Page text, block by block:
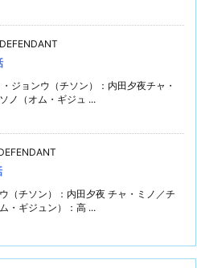
DEFENDANT
ジョンウ（チソン）：内田夕夜チャ・
ノ（オム・ギジュ ...
（チソン）：内田夕夜 チャ・ミノ／チ
・ギジュン）：高 ...